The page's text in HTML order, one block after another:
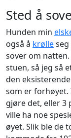
Sted å
Hunden min
også å krølle
sover om
stuen, så jeg så
den
som er forhøyet.
gjøre det, eller 3
ville ha noe
øyet. Slik ble de